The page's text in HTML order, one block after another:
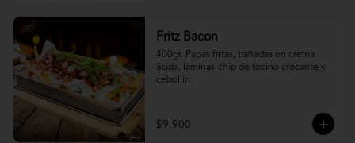
Fritz Bacon
400gr. Papas fritas, bañadas en crema
ácida, láminas-chip de tocino crocante y
cebollín.
$9.900